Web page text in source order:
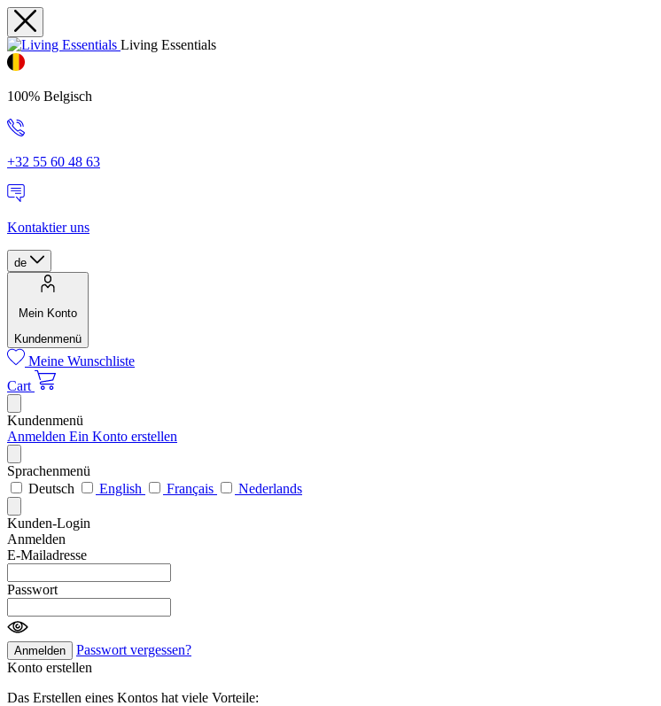
Living Essentials
100% Belgisch
+32 55 60 48 63
Kontaktier uns
de
Mein Konto
Kundenmenü
Meine Wunschliste
Cart
Kundenmenü
Anmelden Ein Konto erstellen
Sprachenmenü
Deutsch
English Français Nederlands
Kunden-Login
Anmelden
E-Mailadresse
Passwort
Anmelden
Passwort vergessen?
Konto erstellen
Das Erstellen eines Kontos hat viele Vorteile: